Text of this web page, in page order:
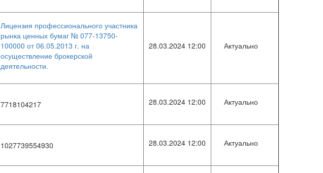
Лицензия профессионального участника
рынка ценных бумаг № 077-13750-
100000 от 06.05.2013 г. на
осуществление брокерской
деятельности.
28.03.2024 12:00 Актуально
7718104217 28.03.2024 12:00 Актуально
1027739554930 28.03.2024 12:00 Актуально